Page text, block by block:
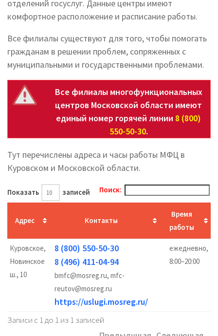
отделений госуслуг. Данные центры имеют
комфортное расположение и расписание работы.
Все филиалы существуют для того, чтобы помогать
гражданам в решении проблем, сопряженных с
муниципальными и государственными проблемами.
Все филиалы многофункциональных
центров Московской области имеют
единый номер горячей линии 8 (800)
550-50-30.
Тут перечислены адреса и часы работы МФЦ в
Куровском и Московской области.
Показать записей Поиск:
Адрес Контакты
Время
работы
Куровское,
Новинское
ш., 10
8 (800) 550-50-30
8 (496) 411-04-94
bmfc@mosreg.ru, mfc-
reutov@mosreg.ru
https://uslugi.mosreg.ru/
ежедневно,
8:00–20:00
Записи с 1 до 1 из 1 записей